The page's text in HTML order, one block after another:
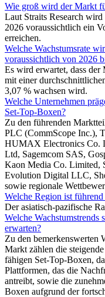
Wie groß wird der Markt
Laut Straits Research
2026 voraussichtlich ein
erreichen.
Welche Wachstumsrate
voraussichtlich von 2026
Es wird erwartet, dass
mit einer
3,07 % wachsen wird.
Welche Unternehmen
Set-Top-Boxen?
Zu den führenden
PLC (CommScope Inc.),
HUMAX Electronics Co.
Ltd, Sagemcom SAS,
Kaon Media Co. Limited,
Evolution Digital LLC,
sowie regionale
Welche Region ist
Der asiatisch-pazifische
Welche
erwarten?
Zu den bemerkenswerten
Markt zählen die
fähigen Set-Top-Boxen,
Plattformen, das die
antreibt, sowie die
Boxen aufgrund der